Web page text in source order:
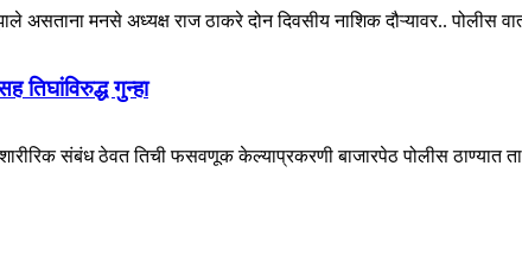
मनसे अध्यक्ष राज ठाकरे दोन दिवसीय नाशिक दौऱ्यावर.. पोलीस
तिघांविरुद्ध गुन्हा
संबंध ठेवत तिची फसवणूक केल्याप्रकरणी बाजारपेठ पोलीस ठाण्यात